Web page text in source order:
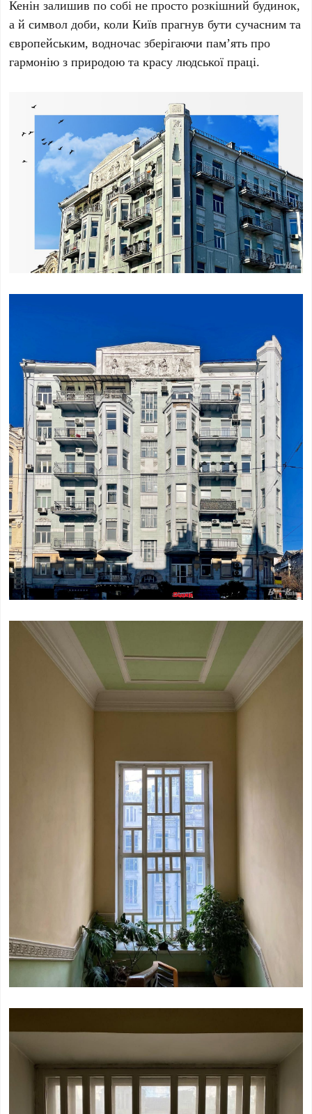
Кенін залишив по собі не просто розкішний будинок,
а й символ доби, коли Київ прагнув бути сучасним та
європейським, водночас зберігаючи пам’ять про
гармонію з природою та красу людської праці.